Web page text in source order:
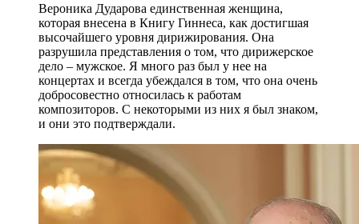
Вероника Дударова единственная женщина,
которая внесена в Книгу Гиннеса, как достигшая
высочайшего уровня дирижирования. Она
разрушила представления о том, что дирижерское
дело – мужское. Я много раз был у нее на
концертах и всегда убеждался в том, что она очень
добросовестно относилась к работам
композиторов. С некоторыми из них я был знаком,
и они это подтверждали.